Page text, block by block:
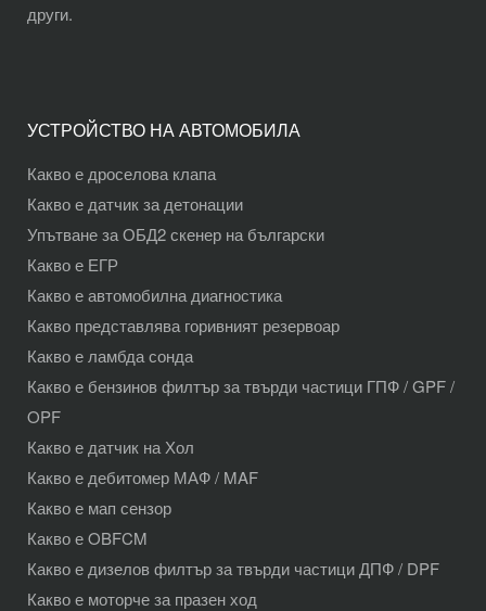
други.
УСТРОЙСТВО НА АВТОМОБИЛА
Какво е дроселова клапа
Какво е датчик за детонации
Упътване за ОБД2 скенер на български
Какво е ЕГР
Какво е автомобилна диагностика
Какво представлява горивният резервоар
Какво е ламбда сонда
Какво е бензинов филтър за твърди частици ГПФ / GPF /
OPF
Какво е датчик на Хол
Какво е дебитомер МАФ / MAF
Какво е мап сензор
Какво е OBFCM
Какво е дизелов филтър за твърди частици ДПФ / DPF
Какво е моторче за празен ход